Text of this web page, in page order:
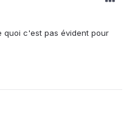
quoi c'est pas évident pour